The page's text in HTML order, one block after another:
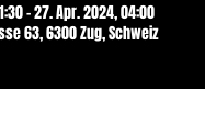
– 27. Apr. 2024, 04:00
63, 6300 Zug, Schweiz